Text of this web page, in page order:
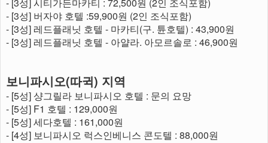
- [3성] 시티가든마카티 : 72,500원 (2인 조식포함)
- [3성] 버자야 호텔 :59,900원 (2인 조식포함)
- [3성] 레드플래닛 호텔 - 마카티(구. 튠호텔) : 43,900원
- [3성] 레드플래닛 호텔 - 아얄라. 아모르솔로 : 46,900원
보니파시오(따귁) 지역
- [5성] 샹그릴라 보니파시오 호텔 : 문의 요망
- [5성] F1 호텔 : 129,000원
- [5성] 세다호텔 : 161,000원
- [4성] 보니파시오 럭스인베니스 콘도텔 : 88,000원